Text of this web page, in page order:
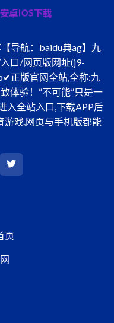
导航：baidu典ag】九
口/网页版网址(j9-
正版官网全站,全称:九
体验！“不可能”只是一
入全站入口,下载APP后
游戏,网页与手机版都能
页